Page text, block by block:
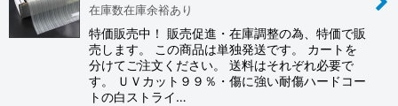
在庫数在庫余裕あり
特価販売中！ 販売促進・在庫調整の為、特価で販
売します。 この商品は単独発送です。 カートを
分けてご注文ください。 送料はそれぞれ必要で
す。 ＵＶカット９９％・傷に強い耐傷ハードコー
トの白ストライ…